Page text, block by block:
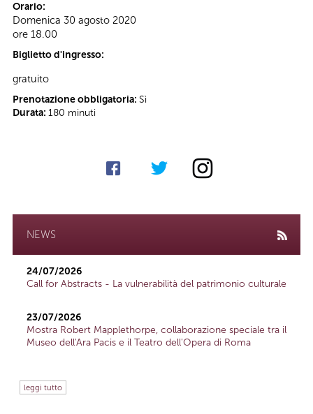
Orario:
Domenica 30 agosto 2020
ore 18.00
Biglietto d'ingresso:
gratuito
Prenotazione obbligatoria: Sì
Durata: 180 minuti
NEWS
24/07/2026
Call for Abstracts - La vulnerabilità del patrimonio culturale
23/07/2026
Mostra Robert Mapplethorpe, collaborazione speciale tra il
Museo dell'Ara Pacis e il Teatro dell'Opera di Roma
leggi tutto